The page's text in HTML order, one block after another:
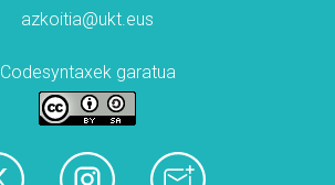
azkoitia@ukt.eus
Codesyntaxek garatua